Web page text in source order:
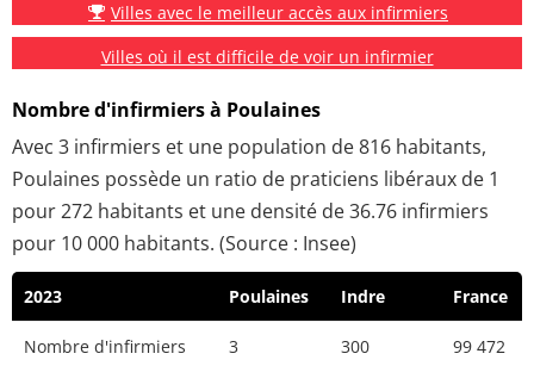
Villes avec le meilleur accès aux infirmiers
Villes où il est difficile de voir un infirmier
Nombre d'infirmiers à Poulaines
Avec 3 infirmiers et une population de 816 habitants,
Poulaines possède un ratio de praticiens libéraux de 1
pour 272 habitants et une densité de 36.76 infirmiers
pour 10 000 habitants. (Source : Insee)
2023 Poulaines Indre France
Nombre d'infirmiers 3 300 99 472